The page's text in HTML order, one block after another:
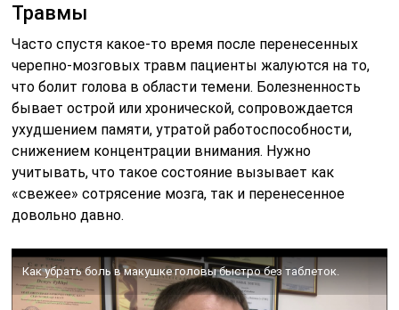
Травмы
Часто спустя какое-то время после перенесенных
черепно-мозговых травм пациенты жалуются на то,
что болит голова в области темени. Болезненность
бывает острой или хронической, сопровождается
ухудшением памяти, утратой работоспособности,
снижением концентрации внимания. Нужно
учитывать, что такое состояние вызывает как
«свежее» сотрясение мозга, так и перенесенное
довольно давно.
Как убрать боль в макушке головы быстро без таблеток.